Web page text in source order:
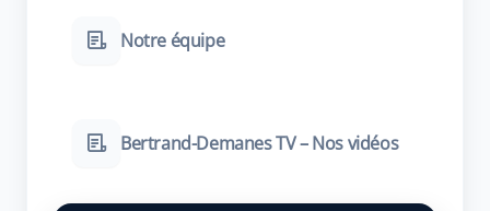
Notre équipe
Bertrand-Demanes TV – Nos vidéos